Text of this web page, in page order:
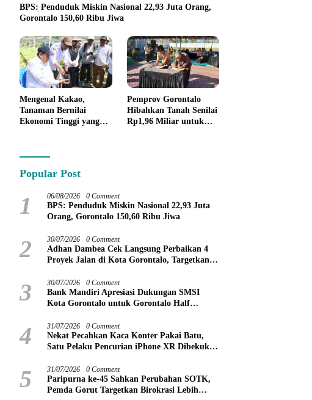
BPS: Penduduk Miskin Nasional 22,93 Juta Orang,
Gorontalo 150,60 Ribu Jiwa
Mengenal Kakao,
Tanaman Bernilai
Ekonomi Tinggi yang
Pemprov Gorontalo
Hibahkan Tanah Senilai
Rp1,96 Miliar untuk
Popular Post
1 06/08/2026 0 Comment
BPS: Penduduk Miskin Nasional 22,93 Juta
Orang, Gorontalo 150,60 Ribu Jiwa
2 30/07/2026 0 Comment
Adhan Dambea Cek Langsung Perbaikan 4
Proyek Jalan di Kota Gorontalo, Targetkan
3 30/07/2026 0 Comment
Bank Mandiri Apresiasi Dukungan SMSI
Kota Gorontalo untuk Gorontalo Half
4 31/07/2026 0 Comment
Nekat Pecahkan Kaca Konter Pakai Batu,
Satu Pelaku Pencurian iPhone XR Dibekuk
5 31/07/2026 0 Comment
Paripurna ke-45 Sahkan Perubahan SOTK,
Pemda Gorut Targetkan Birokrasi Lebih